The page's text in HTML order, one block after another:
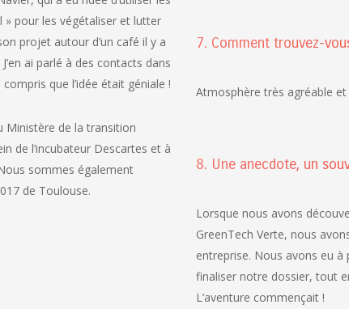
» pour les végétaliser et lutter
projet autour d’un café il y a
ai parlé à des contacts dans
que l’idée était géniale !
Ministère de la transition
de l’incubateur Descartes et à
sommes également
de Toulouse.
7. Comment trouvez-
Atmosphère très agréable
8. Une anecdote, un
Lorsque nous avons
GreenTech Verte, nous
entreprise. Nous avons eu
finaliser notre dossier, tout
L’aventure commençait !